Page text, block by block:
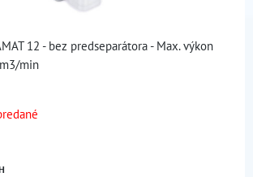
12 - bez predseparátora - Max. výkon
min